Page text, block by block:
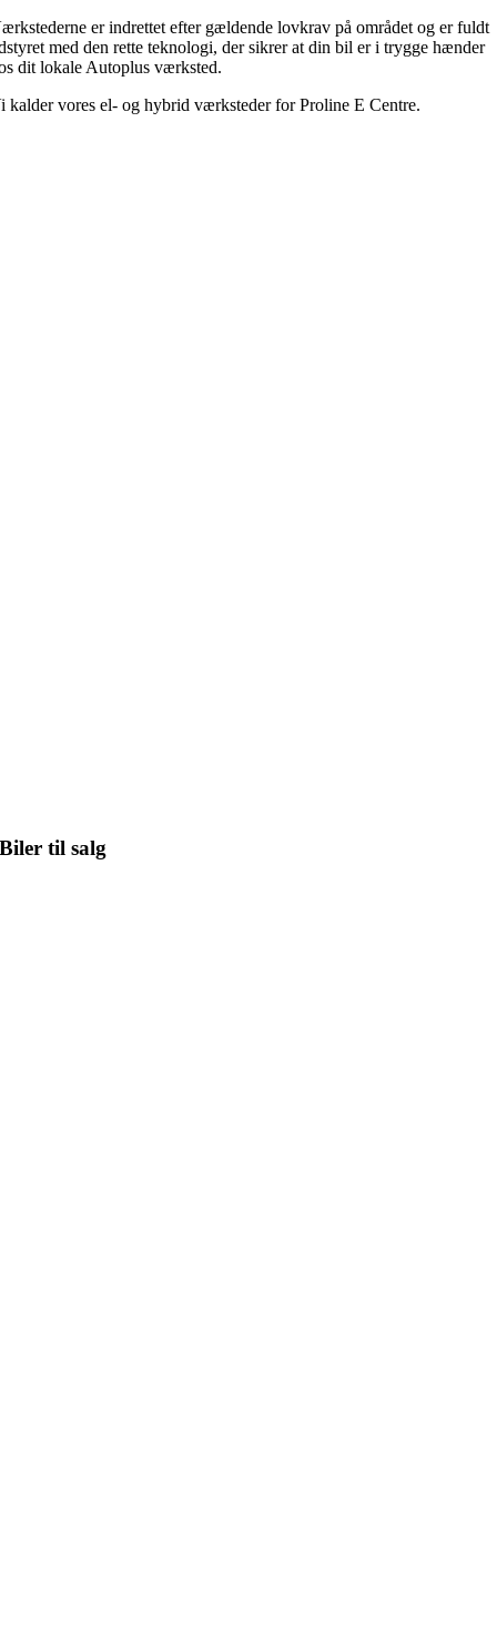
er indrettet efter gældende lovkrav på området og er fuldt
med den rette teknologi, der sikrer at din bil er i trygge hænder
dit lokale Autoplus værksted.
kalder vores el- og hybrid værksteder for Proline E Centre.
Biler til salg